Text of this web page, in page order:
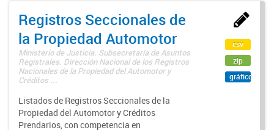
Registros Seccionales de
la Propiedad Automotor
Ministerio de Justicia. Subsecretaría de Asuntos
Registrales. Dirección Nacional de los Registros
Nacionales de la Propiedad del Automotor y
Créditos ...
Listados de Registros Seccionales de la
Propiedad del Automotor y Créditos
Prendarios, con competencia en
csv
zip
gráfico